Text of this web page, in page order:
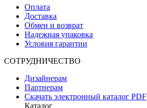
Оплата
Доставка
Обмен и возврат
Надежная упаковка
Условия гарантии
СОТРУДНИЧЕСТВО
Дизайнерам
Партнерам
Скачать электронный каталог PDF
Каталог